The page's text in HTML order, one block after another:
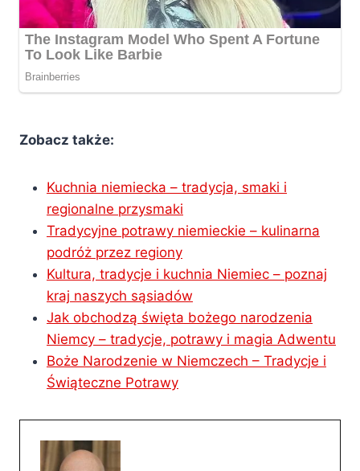
Zobacz także:
Kuchnia niemiecka – tradycja, smaki i
regionalne przysmaki
Tradycyjne potrawy niemieckie – kulinarna
podróż przez regiony
Kultura, tradycje i kuchnia Niemiec – poznaj
kraj naszych sąsiadów
Jak obchodzą święta bożego narodzenia
Niemcy – tradycje, potrawy i magia Adwentu
Boże Narodzenie w Niemczech – Tradycje i
Świąteczne Potrawy